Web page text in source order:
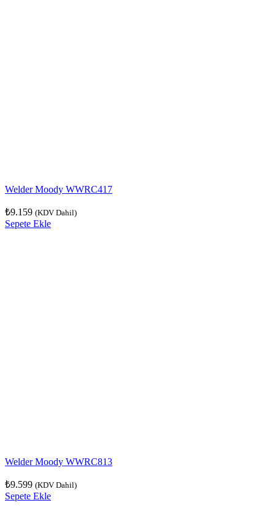
Welder Moody WWRC417
₺9.159 (KDV Dahil)
Sepete Ekle
Welder Moody WWRC813
₺9.599 (KDV Dahil)
Sepete Ekle